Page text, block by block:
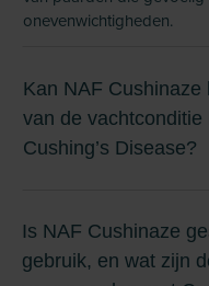
onevenwichtigheden.
Kan NAF
van de
Cushing’s Disease?
Is NAF Cushinaze
gebruik, en wat zijn